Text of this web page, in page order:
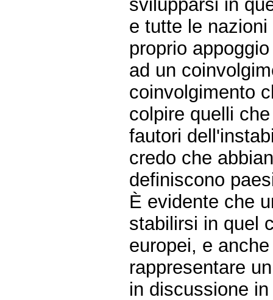
svilupparsi in
e tutte le
proprio
ad un
coinvolgimento
colpire quelli
fautori
credo che
definiscono
È evidente che
stabilirsi in quel
europei, e
rappresentare
in discussione